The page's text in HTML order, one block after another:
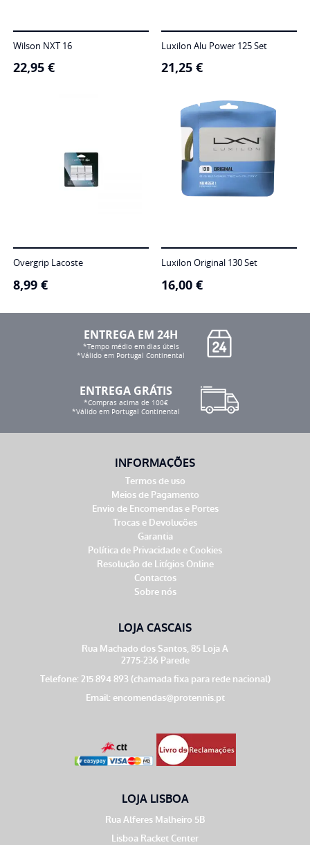
Wilson NXT 16
22,95 €
Luxilon Alu Power 125 Set
21,25 €
Overgrip Lacoste
8,99 €
Luxilon Original 130 Set
16,00 €
ENTREGA EM 24H
*Tempo médio em dias úteis
*Válido em Portugal Continental
ENTREGA GRÁTIS
*Compras acima de 100€
*Válido em Portugal Continental
INFORMAÇÕES
Termos de uso
Meios de Pagamento
Envio de Encomendas e Portes
Trocas e Devoluções
Garantia
Política de Privacidade e Cookies
Resolução de Litígios Online
Contactos
Sobre nós
LOJA CASCAIS
Rua Machado dos Santos, 85 Loja A
2775-236 Parede
Telefone: 215 894 893 (chamada fixa para rede nacional)
Email: encomendas@protennis.pt
LOJA LISBOA
Rua Alferes Malheiro 5B
Lisboa Racket Center